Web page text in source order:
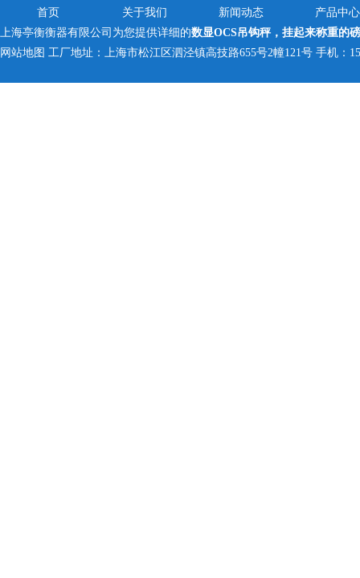
首页 关于我们 新闻动态
产品中心
上海亭衡衡器有限公司为您提供详细的数显OCS吊钩秤，挂起来称重的
网站地图 工厂地址：上海市松江区泗泾镇高技路655号2幢121号 手机：